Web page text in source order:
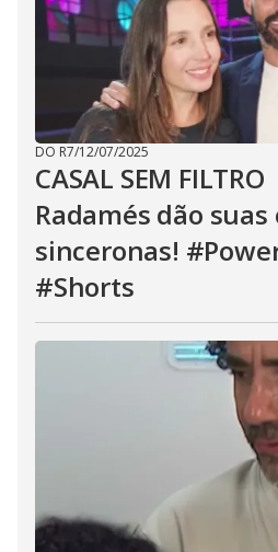
DO R7/12/07/2025
CASAL SEM
Radamés dão
sinceronas!
#Shorts